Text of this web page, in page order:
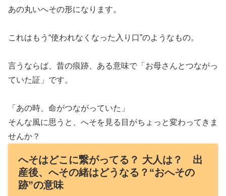
あの丸いへその形になります。
これはもう“使われなくなった入り口”のようなもの。
言うならば、昔の痕跡、ある意味で「お母さんとつながっ
ていた証」です。
「あの時、命がつながっていた」
そんな風に思うと、へそを見る目がちょっと変わってきま
せんか？
へそはどこに繋がってる？ 大人は？ 出
産後、へその緒はどうなる？“おへその
跡”の意味